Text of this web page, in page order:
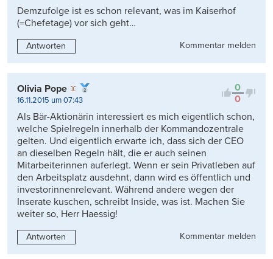
Demzufolge ist es schon relevant, was im Kaiserhof
(=Chefetage) vor sich geht…
Antworten Kommentar melden
0
0
Olivia Pope
16.11.2015 um 07:43
Als Bär-Aktionärin interessiert es mich eigentlich schon,
welche Spielregeln innerhalb der Kommandozentrale
gelten. Und eigentlich erwarte ich, dass sich der CEO
an dieselben Regeln hält, die er auch seinen
Mitarbeiterinnen auferlegt. Wenn er sein Privatleben auf
den Arbeitsplatz ausdehnt, dann wird es öffentlich und
investorinnenrelevant. Während andere wegen der
Inserate kuschen, schreibt Inside, was ist. Machen Sie
weiter so, Herr Haessig!
Antworten Kommentar melden